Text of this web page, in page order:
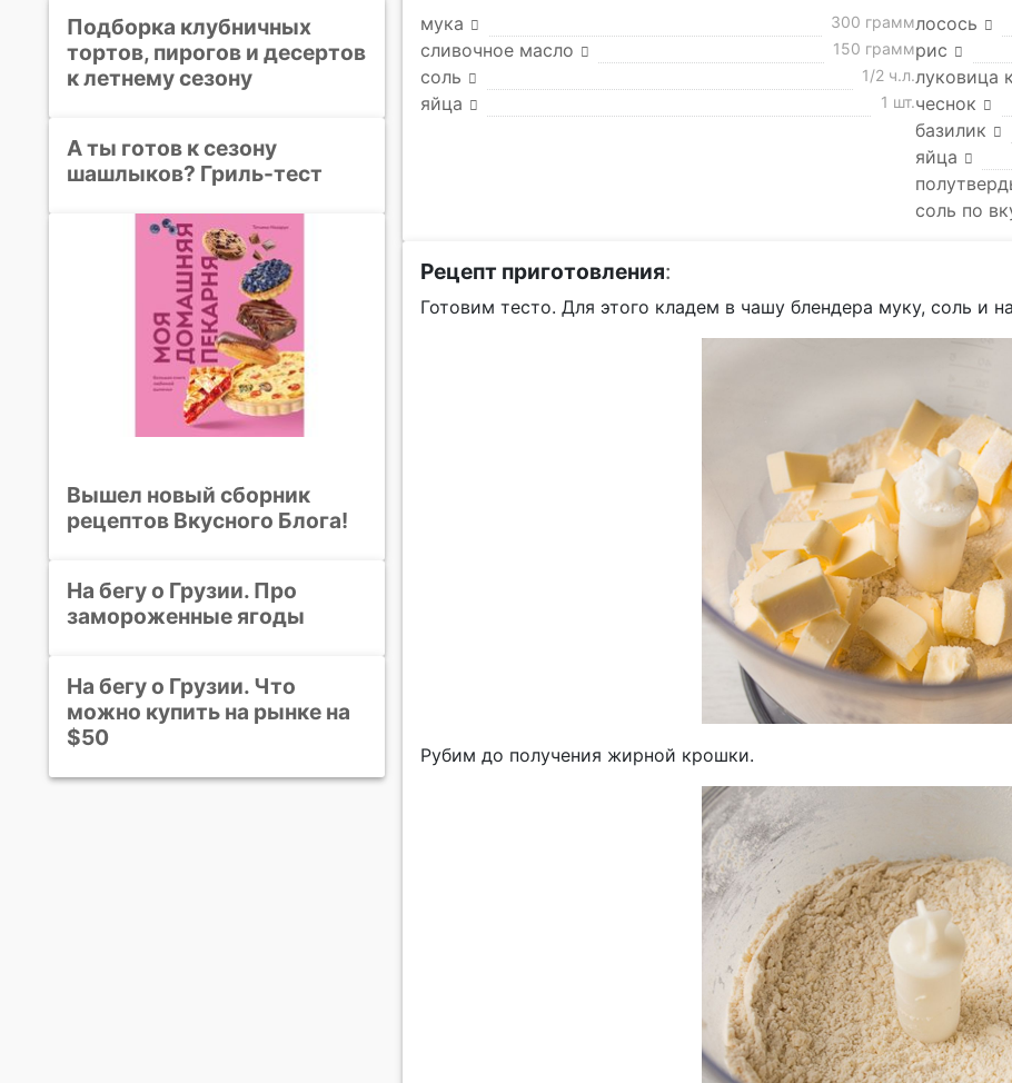
мука 300 грамм
сливочное масло 150 грамм
соль 1/2 ч.л.
яйца 1 шт.
лосось
рис
луковица
чеснок
базилик
яйца
соль по
Рецепт приготовления:
Готовим тесто. Для этого кладем в чашу блендера муку, соль и
Рубим до получения жирной крошки.
Подборка клубничных
тортов, пирогов и десертов
к летнему сезону
А ты готов к сезону
шашлыков? Гриль-тест
Вышел новый сборник
рецептов Вкусного Блога!
На бегу о Грузии. Про
замороженные ягоды
На бегу о Грузии. Что
можно купить на рынке на
$50